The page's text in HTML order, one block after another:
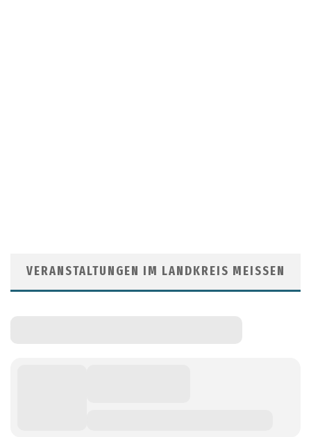
VERANSTALTUNGEN IM LANDKREIS MEISSEN